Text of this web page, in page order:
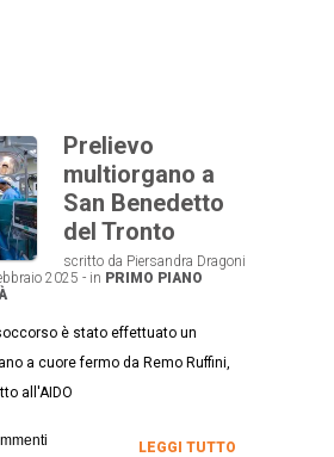
Prelievo
multiorgano a
San Benedetto
del Tronto
scritto da Piersandra Dragoni
2025 - in PRIMO PIANO
è stato effettuato un
a cuore fermo da Remo Ruffini,
all'AIDO
LEGGI TUTTO